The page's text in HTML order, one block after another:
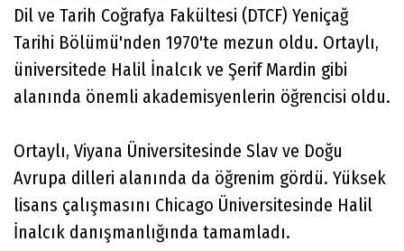
Dil ve Tarih Coğrafya Fakültesi (DTCF) Yeniçağ
Tarihi Bölümü'nden 1970'te mezun oldu. Ortaylı,
üniversitede Halil İnalcık ve Şerif Mardin gibi
alanında önemli akademisyenlerin öğrencisi oldu.
Ortaylı, Viyana Üniversitesinde Slav ve Doğu
Avrupa dilleri alanında da öğrenim gördü. Yüksek
lisans çalışmasını Chicago Üniversitesinde Halil
İnalcık danışmanlığında tamamladı.